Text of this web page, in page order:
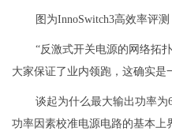
图为InnoSwitch3高效率评测
“反激式开关电源的网络拓
大家保证了业内领跑，这确实是
谈起为什么最大输出功率为
功率因素校准电源电路的基本上